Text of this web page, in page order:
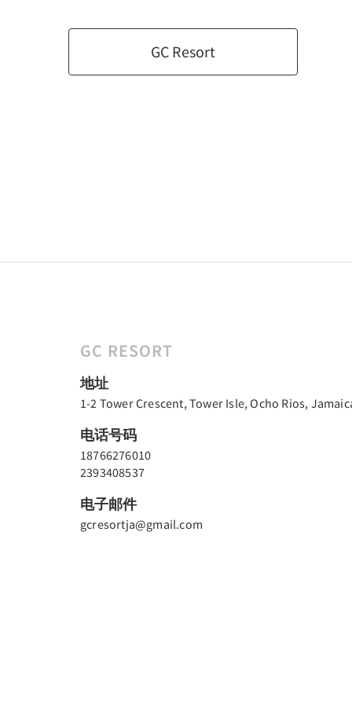
GC Resort
GC RESORT
地址
1-2 Tower Crescent, Tower Isle, Ocho Rios,
电话号码
18766276010
2393408537
电子邮件
gcresortja@gmail.com